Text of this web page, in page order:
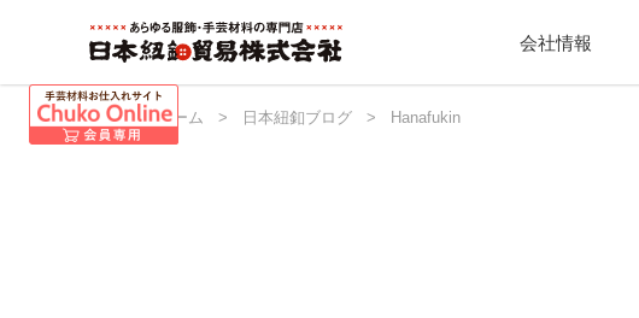
会社情報
日本紐釦 ホーム > 日本紐釦ブログ > Hanafukin